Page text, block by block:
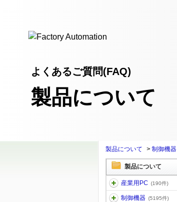
よくあるご質問(FAQ)
製品について
製品について > 制御機器
製品について
産業用PC (190件)
制御機器 (5195件)